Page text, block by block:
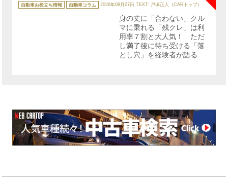
テ
ゴ
自動車お役立ち情報 自動車コラム 2026年08月07日 TEXT: 戸塚正人（CARトップ）
身の丈に「合わない」クル
マに乗れる「残クレ」は利
用率７割と大人気！ ただ
し満了後に待ち受ける「落
とし穴」を経験者が語る